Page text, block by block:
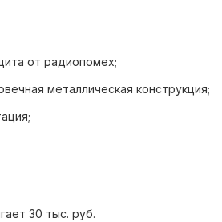
от радиопомех;
металлическая конструкция;
чувствительности (-20 дБ
высоких частот;
давления;
30 тыс. руб.